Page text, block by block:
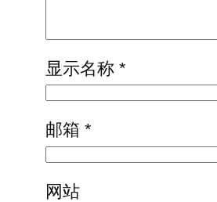
显示名称 *
邮箱 *
网站